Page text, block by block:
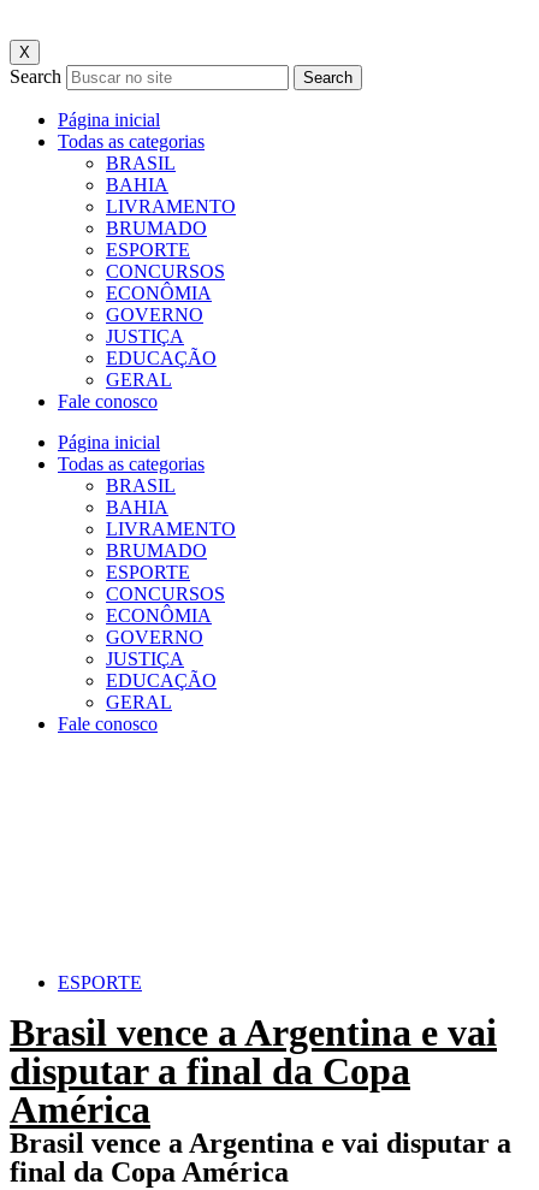
X
Search Search
Página inicial
Todas as categorias
BRASIL
BAHIA
LIVRAMENTO
BRUMADO
ESPORTE
CONCURSOS
ECONÔMIA
GOVERNO
JUSTIÇA
EDUCAÇÃO
GERAL
Fale conosco
Página inicial
Todas as categorias
BRASIL
BAHIA
LIVRAMENTO
BRUMADO
ESPORTE
CONCURSOS
ECONÔMIA
GOVERNO
JUSTIÇA
EDUCAÇÃO
GERAL
Fale conosco
ESPORTE
Brasil vence a Argentina e vai
disputar a final da Copa
América
Brasil vence a Argentina e vai disputar a
final da Copa América